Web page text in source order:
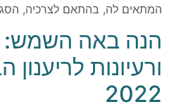
המתאים לה, בהתאם לצרכיה,
הנה באה השמש:
ורעיונות לריענון
2022